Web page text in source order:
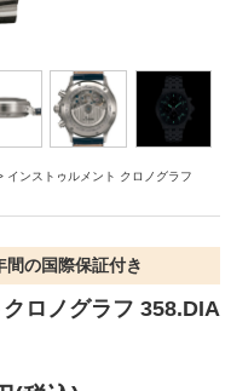
インストゥルメント クロノグラフ
の国際保証付き
ロノグラフ 358.DIA